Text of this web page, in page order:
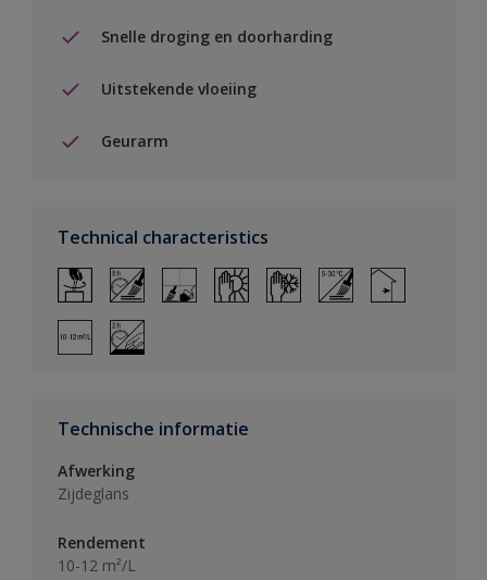
Snelle droging en doorharding
Uitstekende vloeiing
Geurarm
Technical characteristics
Technische informatie
Afwerking
Zijdeglans
Rendement
10-12 m²/L